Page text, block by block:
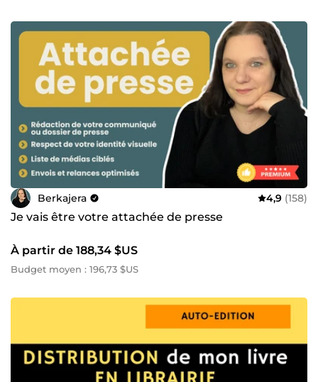
Berkajera 4,9 (158)
Je vais être votre attachée de presse
À partir de 188,34 $US
Budget moyen : 196,73 $US